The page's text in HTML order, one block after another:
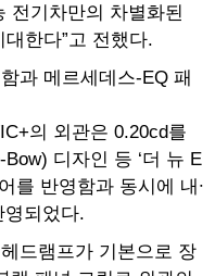
전기차만의 차별화된
한다”고 전했다.
과 메르세데스-EQ 패
의 외관은 0.20cd를
디자인 등 ‘더 뉴 E
를 반영함과 동시에 내∙
되었다.
드램프가 기본으로 장